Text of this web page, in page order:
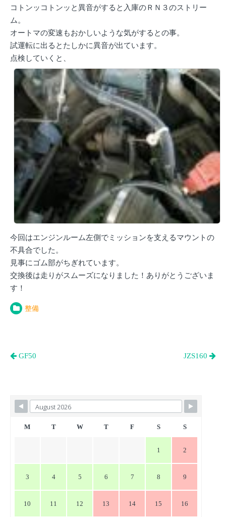
コトンッコトンッと異音がすると入庫のＲＮ３のストリー
ム。
オートマの変速もおかしいような気がするとの事。
試運転に出るとたしかに異音が出ています。
点検していくと、
今回はエンジンルーム左側でミッションを支えるマウントの
不具合でした。
見事にゴム部がちぎれています。
交換後は走りがスムーズになりました！ありがとうございま
す！
整備
投
ビ
ゲ
GF50 JZS160
M T W T F S S
1 2
3 4 5 6 7 8 9
10 11 12 13 14 15 16